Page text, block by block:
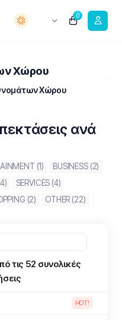
0
Χώρου
Χώρου
ανά
(1)
BUSINESS (2)
SERVICES (4)
(2) OTHER (22)
τις 52 συνολικές
HOT!